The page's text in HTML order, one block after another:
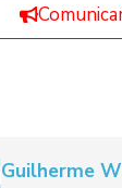
Guilherme